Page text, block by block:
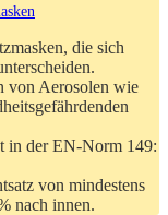
die sich
von Aerosolen wie
in der EN-Norm 149:
von mindestens
nach innen.